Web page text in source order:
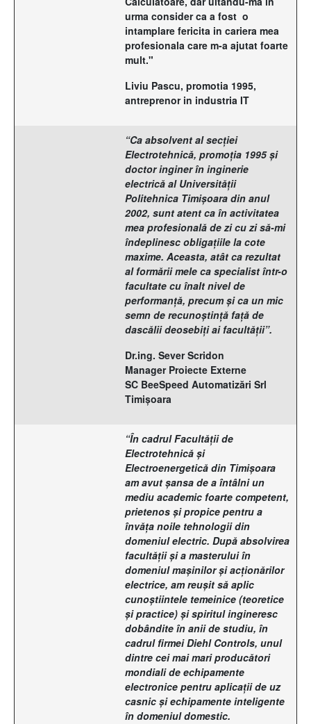
urma consider ca a fost o
intamplare fericita in cariera mea
profesionala care m-a ajutat foarte
mult."
Liviu Pascu, promotia 1995,
antreprenor in industria IT
“Ca absolvent al secţiei
Electrotehnică, promoţia 1995 şi
doctor inginer în inginerie
electrică al Universităţii
Politehnica Timişoara din anul
2002, sunt atent ca în activitatea
mea profesională de zi cu zi să-mi
îndeplinesc obligaţiile la cote
maxime. Aceasta, atât ca rezultat
al formării mele ca specialist într-o
facultate cu înalt nivel de
performanţă, precum şi ca un mic
semn de recunoştinţă faţă de
dascălii deosebiţi ai facultăţii”.
Dr.ing. Sever Scridon
Manager Proiecte Externe
SC BeeSpeed Automatizări Srl
Timişoara
“În cadrul Facultăţii de
Electrotehnică şi
Electroenergetică din Timişoara
am avut şansa de a întâlni un
mediu academic foarte competent,
prietenos şi propice pentru a
învăţa noile tehnologii din
domeniul electric. După absolvirea
facultăţii şi a masterului în
domeniul maşinilor şi acţionărilor
electrice, am reuşit să aplic
cunoştiintele temeinice (teoretice
şi practice) şi spiritul ingineresc
dobândite în anii de studiu, în
cadrul firmei Diehl Controls, unul
dintre cei mai mari producători
mondiali de echipamente
electronice pentru aplicaţii de uz
casnic şi echipamente inteligente
în domeniul domestic.